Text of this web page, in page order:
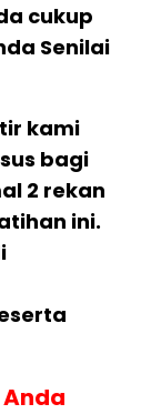
cukup
Senilai
kami
bagi
2 rekan
ini.